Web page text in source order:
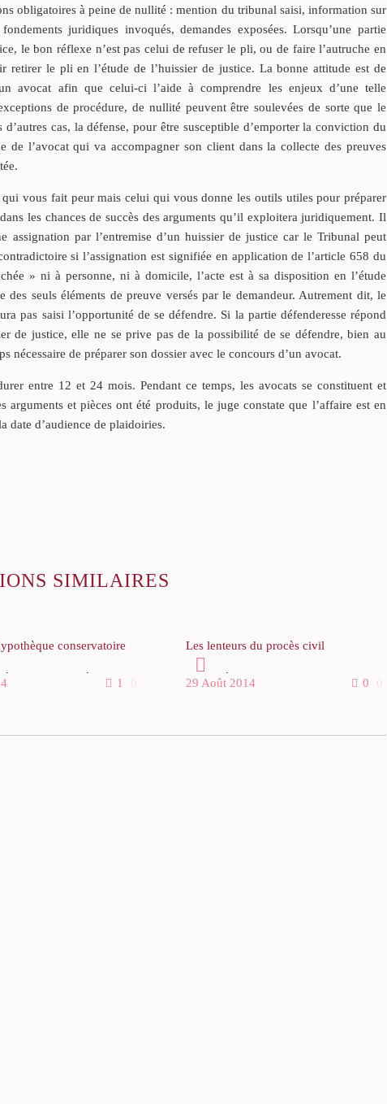
obligatoires à peine de nullité : mention du tribunal saisi, information sur
juridiques invoqués, demandes exposées. Lorsqu’une partie
le bon réflexe n’est pas celui de refuser le pli, ou de faire l’autruche en
le pli en l’étude de l’huissier de justice. La bonne attitude est de
avocat afin que celui-ci l’aide à comprendre les enjeux d’une telle
de procédure, de nullité peuvent être soulevées de sorte que le
cas, la défense, pour être susceptible d’emporter la conviction du
de l’avocat qui va accompagner son client dans la collecte des preuves
vous fait peur mais celui qui vous donne les outils utiles pour préparer
les chances de succès des arguments qu’il exploitera juridiquement. Il
par l’entremise d’un huissier de justice car le Tribunal peut
si l’assignation est signifiée en application de l’article 658 du
» ni à personne, ni à domicile, l’acte est à sa disposition en l’étude
seuls éléments de preuve versés par le demandeur. Autrement dit, le
pas saisi l’opportunité de se défendre. Si la partie défenderesse répond
de justice, elle ne se prive pas de la possibilité de se défendre, bien au
de préparer son dossier avec le concours d’un avocat.
entre 12 et 24 mois. Pendant ce temps, les avocats se constituent et
arguments et pièces ont été produits, le juge constate que l’affaire est en
date d’audience de plaidoiries.
SIMILAIRES
conservatoire
d’une créance de
de vendre le seul
1 0
Les lenteurs du procès civil
Le procès civil est lent. 0 0
29 Août 2014